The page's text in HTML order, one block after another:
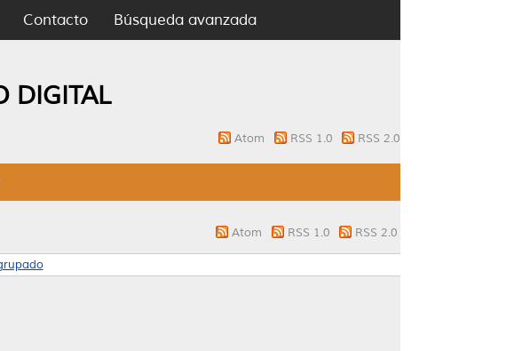
Contacto Búsqueda avanzada
DIGITAL
Atom RSS 1.0 RSS 2.0
Atom RSS 1.0 RSS 2.0